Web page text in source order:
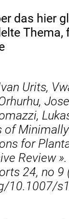
das hier
Thema,
Urits,
of Minimally
for
Review
24, no 9
10.1007/